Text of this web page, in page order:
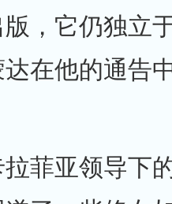
，它仍独立
在他的通告
菲亚领导下